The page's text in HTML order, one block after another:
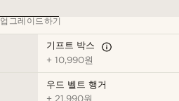
업그레이드하기
기프트 박스
+10,990원
우드 벨트 행거
+ 21,990원